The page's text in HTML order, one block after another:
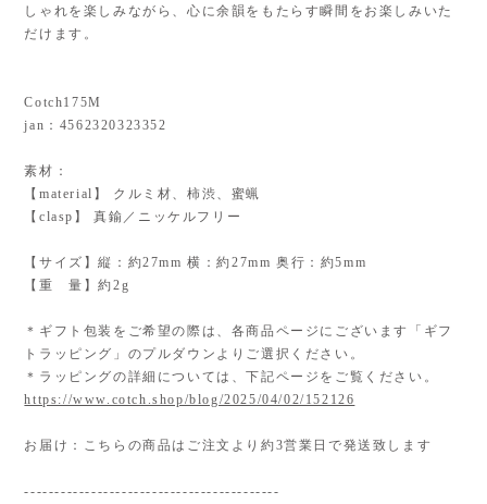
しゃれを楽しみながら、心に余韻をもたらす瞬間をお楽しみいた
だけます。
Cotch175M
jan：4562320323352
素材：
【material】 クルミ材、柿渋、蜜蝋
【clasp】 真鍮／ニッケルフリー
【サイズ】縦：約27mm 横：約27mm 奥行：約5mm
【重 量】約2g
＊ギフト包装をご希望の際は、各商品ページにございます「ギフ
トラッピング」のプルダウンよりご選択ください。
＊ラッピングの詳細については、下記ページをご覧ください。
https://www.cotch.shop/blog/2025/04/02/152126
お届け：こちらの商品はご注文より約3営業日で発送致します
------------------------------------------